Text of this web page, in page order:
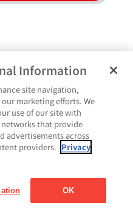
ズ会員規約プライバシーポリシー
設定Glicoホームページ
Ltd. All rights reserved.
Information
site navigation,
marketing efforts. We
use of our site with
that provide
advertisements across
providers. Privacy
OK